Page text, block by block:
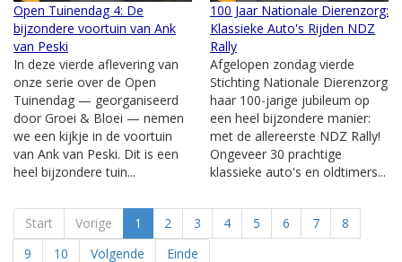
Open Tuinendag 4: De
bijzondere voortuin van Ank
van Peski
In deze vierde aflevering van
onze serie over de Open
Tuinendag — georganiseerd
door Groei & Bloei — nemen
we een kijkje in de voortuin
van Ank van Peski. Dit is een
heel bijzondere tuin...
100 Jaar Nationale Dierenzorg:
Klassieke Auto's Rijden NDZ
Rally
Afgelopen zondag vierde
Stichting Nationale Dierenzorg
haar 100-jarige jubileum op
een heel bijzondere manier:
met de allereerste NDZ Rally!
Ongeveer 30 prachtige
klassieke auto's en oldtimers...
Start Vorige 1 2 3 4 5 6 7
8
9
10 Volgende Einde